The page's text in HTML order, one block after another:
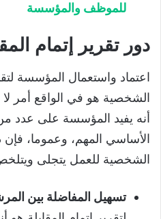
للموظف والمؤسسة
دور تقرير إتمام
اعتماد واستعمال المؤسسة
الشخصية هو في الواقع أمر
أنه يفيد المؤسسة على عدد
الأساسي المهم، وعموما، فإن
الشخصية للعمل يتجلى
تسهيل المفاضلة بين